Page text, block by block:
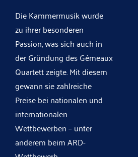
Die Kammermusik wurde
zu ihrer besonderen
Passion, was sich auch in
der Gründung des Gémeaux
Quartett zeigte. Mit diesem
gewann sie zahlreiche
Preise bei nationalen und
internationalen
Wettbewerben – unter
anderem beim ARD-